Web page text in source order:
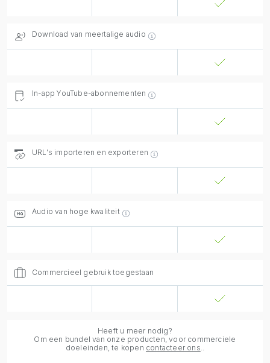
Download van meertalige audio
In-app YouTube-abonnementen
URL's importeren en exporteren
Audio van hoge kwaliteit
Commercieel gebruik toegestaan
Heeft u meer nodig?
Om een bundel van onze producten, voor commerciele
doeleinden, te kopen contacteer ons..